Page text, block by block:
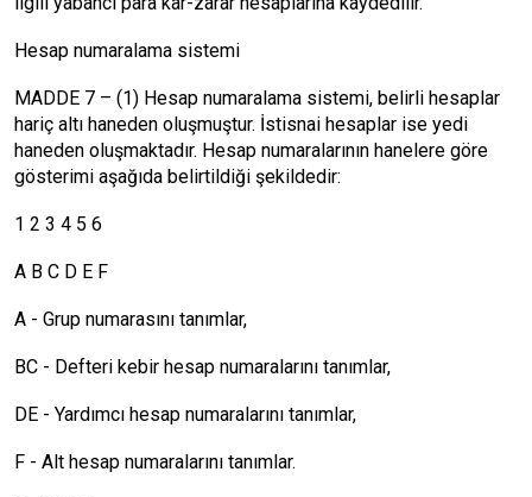
Hesap numaralama sistemi
MADDE 7 – (1) Hesap numaralama sistemi, belirli hesaplar
hariç altı haneden oluşmuştur. İstisnai hesaplar ise yedi
haneden oluşmaktadır. Hesap numaralarının hanelere göre
gösterimi aşağıda belirtildiği şekildedir:
1 2 3 4 5 6
A B C D E F
A - Grup numarasını tanımlar,
BC - Defteri kebir hesap numaralarını tanımlar,
DE - Yardımcı hesap numaralarını tanımlar,
F - Alt hesap numaralarını tanımlar.